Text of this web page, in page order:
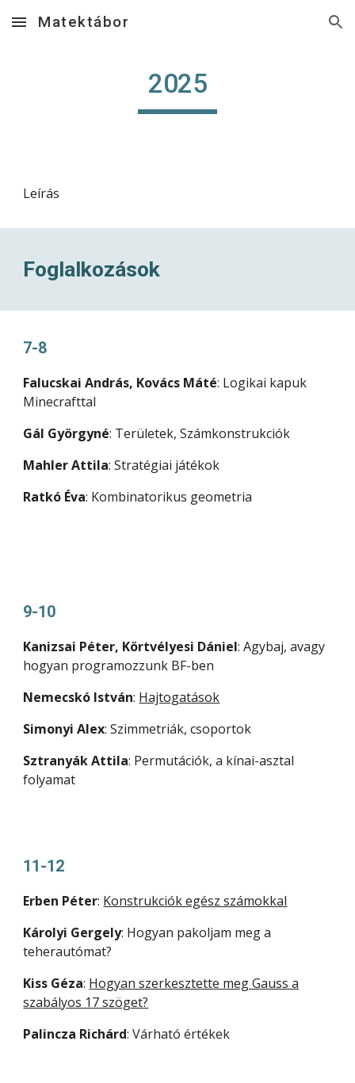
Skip to main content Skip to navigation
Matektábor
2025
Leírás
Foglalkozások
7-8
Falucskai András, Kovács Máté: Logikai kapuk
Minecrafttal
Gál Györgyné: Területek, Számkonstrukciók
Mahler Attila:Stratégiai játékok
Ratkó Éva: Kombinatorikus geometria
9-10
Kanizsai Péter, Körtvélyesi Dániel:Agybaj, avagy
hogyan programozzunk BF-ben
Nemecskó István: Hajtogatások
Simonyi Alex:Szimmetriák, csoportok
Sztranyák Attila: Permutációk, a kínai-asztal
folyamat
11-12
Erben Péter: Konstrukciók egész számokkal
Károlyi Gergely: Hogyan pakoljam meg a
teherautómat?
Kiss Géza: Hogyan szerkesztette meg Gauss a
szabályos 17 szöget?
Palincza Richárd:Várható értékek